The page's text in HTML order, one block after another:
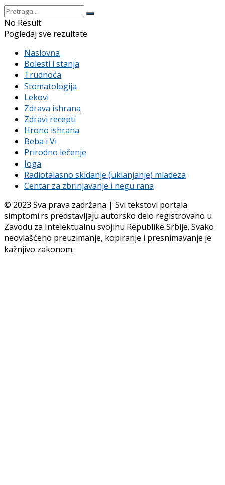
No Result
Pogledaj sve rezultate
Naslovna
Bolesti i stanja
Trudnoća
Stomatologija
Lekovi
Zdrava ishrana
Zdravi recepti
Hrono ishrana
Beba i Vi
Prirodno lečenje
Joga
Radiotalasno skidanje (uklanjanje) mladeza
Centar za zbrinjavanje i negu rana
© 2023 Sva prava zadržana | Svi tekstovi portala
simptomi.rs predstavljaju autorsko delo registrovano u
Zavodu za Intelektualnu svojinu Republike Srbije. Svako
neovlašćeno preuzimanje, kopiranje i presnimavanje je
kažnjivo zakonom.